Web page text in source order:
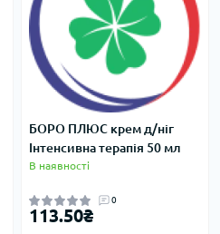
БОРО ПЛЮС крем д/ніг
Інтенсивна терапія 50 мл
В наявності
0
113.50₴